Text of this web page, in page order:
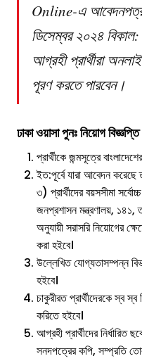
Online-এ আবেদনপত্র
ডিসেম্বর ২০২৪
আগ্রহী প্রার্থীরা
পূরণ করতে পারবেন।
ঢাকা ওয়াসাপুনঃ নিয়োগ বিজ্ঞপ্তি
প্রার্থীকে জন্মসূত্রে
ইত:পূর্বে যারা আবেদন
৩) প্রার্থীদের বয়সসীমা
জনপ্রশাসন মন্ত্রণালয়,
অনুযায়ী সরাসরি নিয়োগের
করা হইবে।
উল্লেখিত যোগ্যতাসম্পন্ন
হইবে।
চাকুরীরত প্রার্থীদেরকে স্ব
করিতে হইবে।
আগ্রহী প্রার্থীদের
সনদপত্রের কপি, সম্প্রতি